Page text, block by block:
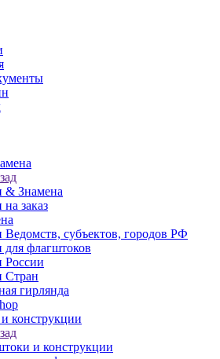
& Знамена
заказ
Ведомств, субъектов, городов РФ
для флагштоков
России
Стран
гирлянда
конструкции
и конструкции